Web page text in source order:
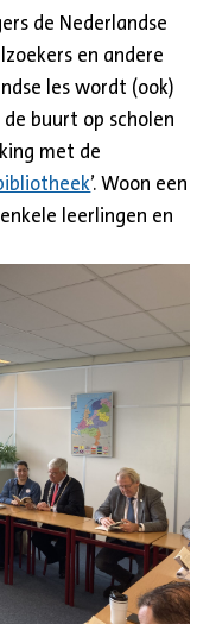
de Nederlandse
en andere
les wordt (ook)
buurt op scholen
met de
’. Woon een
leerlingen en